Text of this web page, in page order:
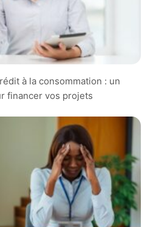
à la consommation : un
financer vos projets